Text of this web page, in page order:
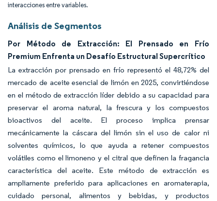
interacciones entre variables.
Análisis de Segmentos
Por Método de Extracción: El Prensado en Frío
Premium Enfrenta un Desafío Estructural Supercrítico
La extracción por prensado en frío representó el 48,72% del
mercado de aceite esencial de limón en 2025, convirtiéndose
en el método de extracción líder debido a su capacidad para
preservar el aroma natural, la frescura y los compuestos
bioactivos del aceite. El proceso implica prensar
mecánicamente la cáscara del limón sin el uso de calor ni
solventes químicos, lo que ayuda a retener compuestos
volátiles como el limoneno y el citral que definen la fragancia
característica del aceite. Este método de extracción es
ampliamente preferido para aplicaciones en aromaterapia,
cuidado personal, alimentos y bebidas, y productos